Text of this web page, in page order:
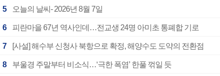
5 오늘의 날씨- 2026년 8월 7일
6 피란마을 67년 역사인데…전교생 24명 아미초 통폐합 기로
7 [사설] 해수부 신청사 북항으로 확정, 해양수도 도약의 전환점
8 부울경 주말부터 비소식…‘극한 폭염’ 한풀 꺾일 듯